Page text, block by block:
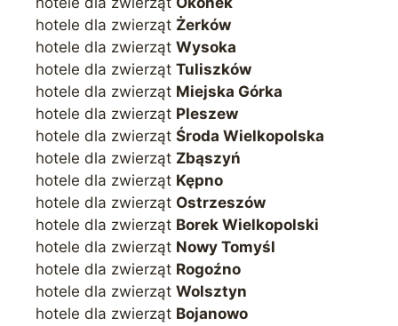
hotele dla zwierząt Żerków
hotele dla zwierząt Wysoka
hotele dla zwierząt Tuliszków
hotele dla zwierząt Miejska Górka
hotele dla zwierząt Pleszew
hotele dla zwierząt Środa Wielkopolska
hotele dla zwierząt Zbąszyń
hotele dla zwierząt Kępno
hotele dla zwierząt Ostrzeszów
hotele dla zwierząt Borek Wielkopolski
hotele dla zwierząt Nowy Tomyśl
hotele dla zwierząt Rogoźno
hotele dla zwierząt Wolsztyn
hotele dla zwierząt Bojanowo